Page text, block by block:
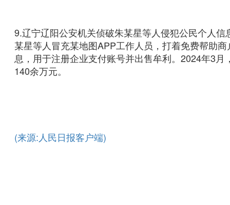
9.辽宁辽阳公安机关侦破朱某星等人侵犯公民个人
某星等人冒充某地图APP工作人员，打着免费帮助
息，用于注册企业支付账号并出售牟利。2024年3
140余万元。
(来源:人民日报客户端)